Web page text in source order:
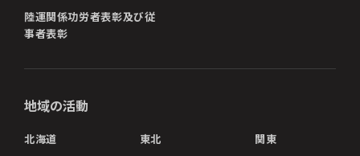
陸運関係功労者表彰及び従
事者表彰
地域の活動
北海道 東北 関東